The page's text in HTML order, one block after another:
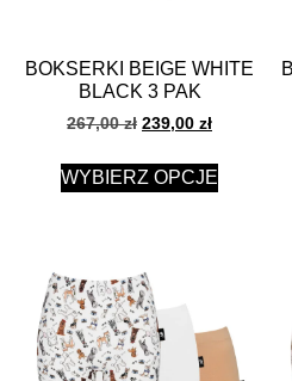
BOKSERKI BEIGE WHITE
BLACK 3 PAK
267,00zł 239,00 zł
WYBIERZ OPCJE